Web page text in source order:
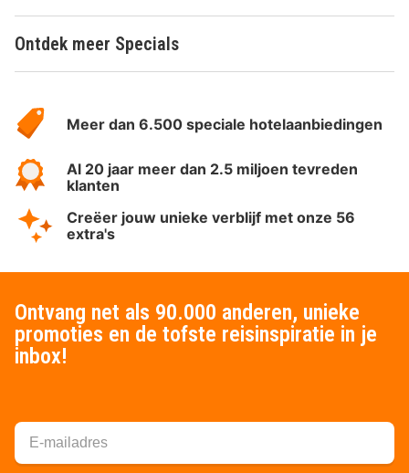
Ontdek meer Specials
HotelSpecials
Meer dan 6.500 speciale hotelaanbiedingen
Al 20 jaar meer dan 2.5 miljoen tevreden
klanten
Creëer jouw unieke verblijf met onze 56
extra's
Ontvang net als 90.000 anderen, unieke
promoties en de tofste reisinspiratie in je
inbox!